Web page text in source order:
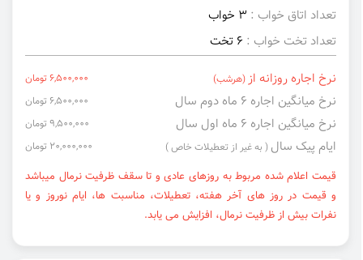
تعداد اتاق خواب : 3 خواب
تعداد تخت خواب : 6 تخت
نرخ اجاره روزانه از (هرشب) 6,500,000 تومان
نرخ میانگین اجاره ۶ ماه دوم سال 6,500,000 تومان
نرخ میانگین اجاره ۶ ماه اول سال 9,500,000 تومان
ایام پیک سال ( به غیر از تعطیلات خاص ) 20,000,000 تومان
قیمت اعلام شده مربوط به روزهای عادی و تا سقف ظرفیت نرمال میباشد
و قیمت در روز های آخر هفته، تعطیلات، مناسبت ها، ایام نوروز و یا
نفرات بیش از ظرفیت نرمال، افزایش می یابد.